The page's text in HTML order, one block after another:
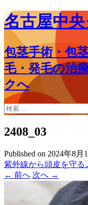
名古屋中
包茎手術・包
毛・発毛の治
クへ
コ
ン
テ
ツ
へ
ス
キ
プ
検
索:
2408_03
Published on 2024年8月
紫外線から頭皮を守る
← 前へ 次へ →